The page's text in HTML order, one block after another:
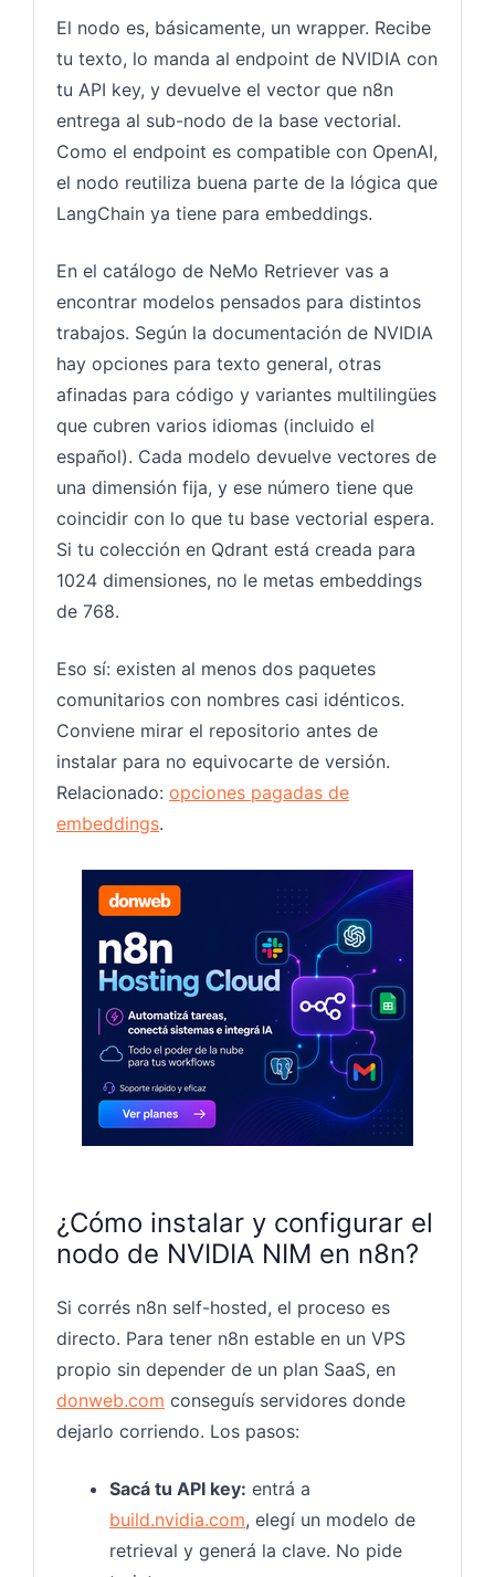
El nodo es, básicamente, un wrapper. Recibe
tu texto, lo manda al endpoint de NVIDIA con
tu API key, y devuelve el vector que n8n
entrega al sub-nodo de la base vectorial.
Como el endpoint es compatible con OpenAI,
el nodo reutiliza buena parte de la lógica que
LangChain ya tiene para embeddings.
En el catálogo de NeMo Retriever vas a
encontrar modelos pensados para distintos
trabajos. Según la documentación de NVIDIA
hay opciones para texto general, otras
afinadas para código y variantes multilingües
que cubren varios idiomas (incluido el
español). Cada modelo devuelve vectores de
una dimensión fija, y ese número tiene que
coincidir con lo que tu base vectorial espera.
Si tu colección en Qdrant está creada para
1024 dimensiones, no le metas embeddings
de 768.
Eso sí: existen al menos dos paquetes
comunitarios con nombres casi idénticos.
Conviene mirar el repositorio antes de
instalar para no equivocarte de versión.
Relacionado: opciones pagadas de
embeddings.
N8N —
¿Cómo instalar y configurar el
nodo de NVIDIA NIM en n8n?
Si corrés n8n self-hosted, el proceso es
directo. Para tener n8n estable en un VPS
propio sin depender de un plan SaaS, en
donweb.com conseguís servidores donde
dejarlo corriendo. Los pasos:
Sacá tu API key: entrá a
build.nvidia.com, elegí un modelo de
retrieval y generá la clave. No pide